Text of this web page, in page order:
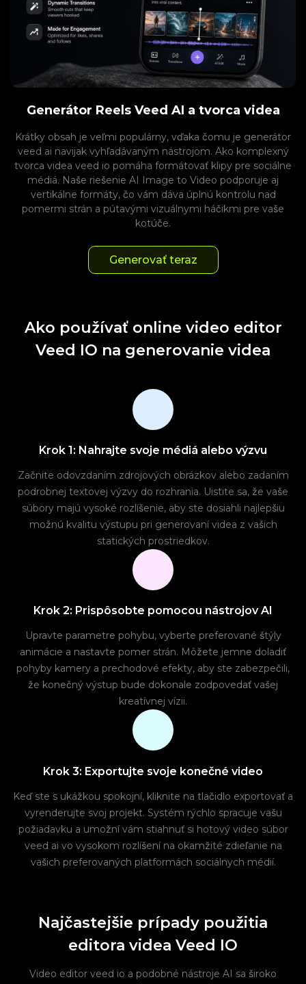
Generátor Reels Veed AI a tvorca videa
Krátky obsah je veľmi populárny, vďaka čomu je generátor
veed ai navijak vyhľadávaným nástrojom. Ako komplexný
tvorca videa veed io pomáha formátovať klipy pre sociálne
médiá. Naše riešenie AI Image to Video podporuje aj
vertikálne formáty, čo vám dáva úplnú kontrolu nad
pomermi strán a pútavými vizuálnymi háčikmi pre vaše
kotúče.
Generovať teraz
Ako používať online video editor
Veed IO na generovanie videa
Krok 1: Nahrajte svoje médiá alebo výzvu
Začnite odovzdaním zdrojových obrázkov alebo zadaním
podrobnej textovej výzvy do rozhrania. Uistite sa, že vaše
súbory majú vysoké rozlíšenie, aby ste dosiahli najlepšiu
možnú kvalitu výstupu pri generovaní videa z vašich
statických prostriedkov.
Krok 2: Prispôsobte pomocou nástrojov AI
Upravte parametre pohybu, vyberte preferované štýly
animácie a nastavte pomer strán. Môžete jemne doladiť
pohyby kamery a prechodové efekty, aby ste zabezpečili,
že konečný výstup bude dokonale zodpovedať vašej
kreatívnej vízii.
Krok 3: Exportujte svoje konečné video
Keď ste s ukážkou spokojní, kliknite na tlačidlo exportovať a
vyrenderujte svoj projekt. Systém rýchlo spracuje vašu
požiadavku a umožní vám stiahnuť si hotový video súbor
veed ai vo vysokom rozlíšení na okamžité zdieľanie na
vašich preferovaných platformách sociálnych médií.
Najčastejšie prípady použitia
editora videa Veed IO
Video editor veed io a podobné nástroje AI sa široko